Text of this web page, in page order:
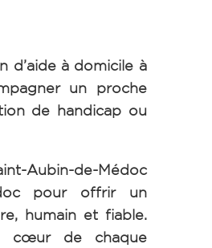
d’aide à domicile à
un proche
de handicap ou
Aubin-de-Médoc
pour offrir un
humain et fiable.
cœur de chaque